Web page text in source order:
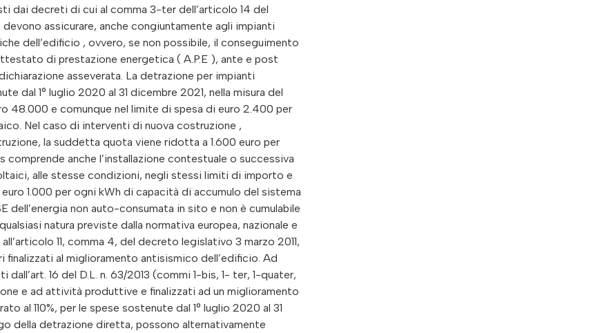
dai decreti di cui al comma 3-ter dell’articolo 14 del
assicurare, anche congiuntamente agli impianti
dell’edificio , ovvero, se non possibile, il conseguimento
di prestazione energetica ( A.P.E ), ante e post
asseverata. La detrazione per impianti
dal 1° luglio 2020 al 31 dicembre 2021, nella misura del
48.000 e comunque nel limite di spesa di euro 2.400 per
Nel caso di interventi di nuova costruzione ,
la suddetta quota viene ridotta a 1.600 euro per
anche l’installazione contestuale o successiva
alle stesse condizioni, negli stessi limiti di importo e
1.000 per ogni kWh di capacità di accumulo del sistema
dell’energia non auto-consumata in sito e non è cumulabile
natura previste dalla normativa europea, nazionale e
11, comma 4, del decreto legislativo 3 marzo 2011,
finalizzati al miglioramento antisismico dell’edificio. Ad
16 del D.L. n. 63/2013 (commi 1-bis, 1- ter, 1-quater,
e ad attività produttive e finalizzati ad un miglioramento
al 110%, per le spese sostenute dal 1° luglio 2020 al 31
della detrazione diretta, possono alternativamente